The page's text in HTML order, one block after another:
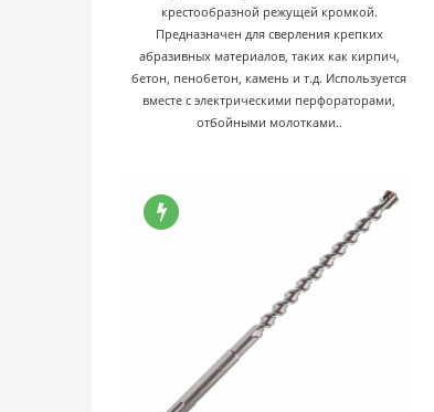
крестообразной режущей кромкой.
Предназначен для сверления крепких
абразивных материалов, таких как кирпич,
бетон, пенобетон, камень и т.д. Используется
вместе с электрическими перфораторами,
отбойными молотками..